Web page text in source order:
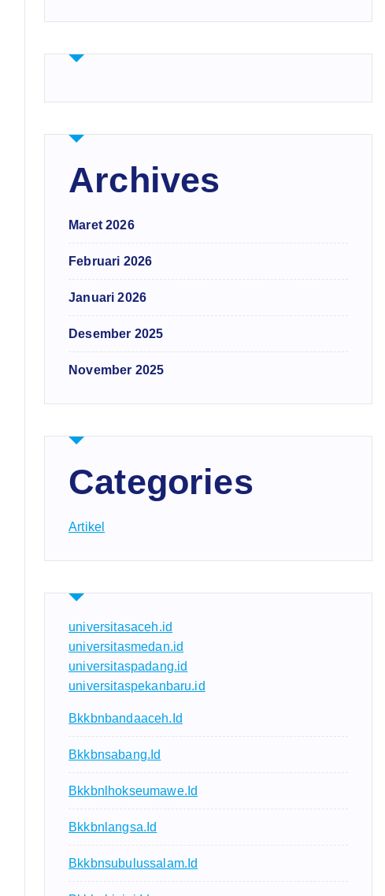
Archives
Maret 2026
Februari 2026
Januari 2026
Desember 2025
November 2025
Categories
Artikel
universitasaceh.id
universitasmedan.id
universitaspadang.id
universitaspekanbaru.id
Bkkbnbandaaceh.id
Bkkbnsabang.id
Bkkbnlhokseumawe.id
Bkkbnlangsa.id
Bkkbnsubulussalam.id